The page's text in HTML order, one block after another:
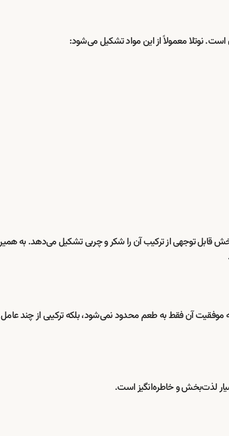
نوتلا معمولاً از این مواد تشکیل می‌شود:
بخش قابل توجهی از ترکیب آن را شکر و چربی تشکیل می‌دهد. به
آن فقط به طعم محدود نمی‌شود، بلکه ترکیبی از چند
بسیار لذت‌بخش و خاطره‌انگیز است.